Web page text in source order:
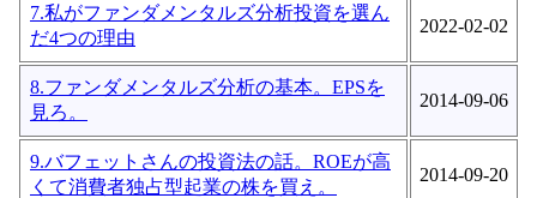
7.私がファンダメンタルズ分析投資を選ん
だ4つの理由
2022-02-02
8.ファンダメンタルズ分析の基本。EPSを
見ろ。
2014-09-06
9.バフェットさんの投資法の話。ROEが高
くて消費者独占型起業の株を買え。
2014-09-20